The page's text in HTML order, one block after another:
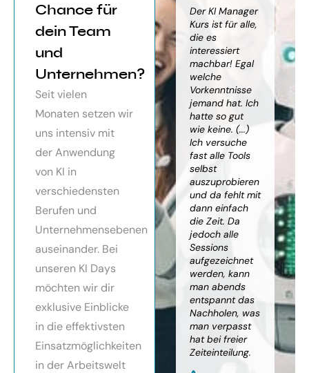
Chance für
dein Team
und
Unternehmen?
Seit vielen
Monaten setzen wir
uns intensiv mit
der Anwendung
von KI in
verschiedensten
Berufen und
Unternehmensebenen
auseinander. Bei
unseren KI Days
möchten wir dir
exklusive Einblicke
in die effektivsten
Einsatzmöglichkeiten
in der Arbeitswelt
von
sehr
die
von KI
von
Elisabeth
Der KI Manager
mich sehr
toller Überblick
über alles, was
mit kleinem
Ausblick.
Auf alle Fragen
teilweise
wurden für
Probleme noch
Anleitungen
bereitgestellt.
Monika
Vietz
Der KI Manager
Kurs ist für alle,
die es
interessiert
machbar! Egal
welche
Vorkenntnisse
jemand hat. Ich
hatte so gut
wie keine. (...)
Ich versuche
fast alle Tools
selbst
auszuprobieren
und da fehlt mit
dann einfach
die Zeit. Da
jedoch alle
Sessions
aufgezeichnet
werden, kann
man abends
entspannt das
Nachholen, was
man verpasst
hat bei freier
Zeiteinteilung.
zu